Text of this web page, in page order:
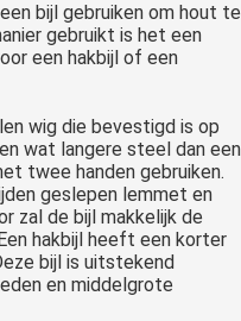
bijl gebruiken om hout te
gebruikt is het een
een hakbijl of een
wig die bevestigd is op
wat langere steel dan een
twee handen gebruiken.
geslepen lemmet en
zal de bijl makkelijk de
hakbijl heeft een korter
bijl is uitstekend
en middelgrote